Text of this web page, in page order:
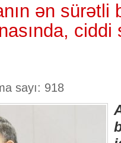
ən
ciddi
sayı: 918